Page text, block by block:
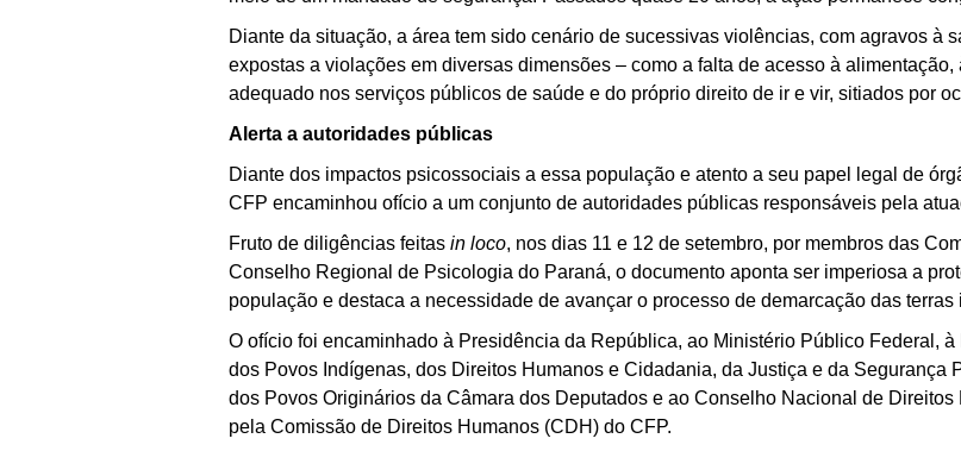
Diante da situação, a área tem sido cenário de sucessivas violências, com agravos à
expostas a violações em diversas dimensões – como a falta de acesso à
adequado nos serviços públicos de saúde e do próprio direito de ir e vir, sitiados por
Alerta a autoridades públicas
Diante dos impactos psicossociais a essa população e atento a seu papel legal de
CFP encaminhou ofício a um conjunto de autoridades públicas responsáveis pela
Fruto de diligências feitas in loco, nos dias 11 e 12 de setembro, por membros das
Conselho Regional de Psicologia do Paraná, o documento aponta ser imperiosa a
população e destaca a necessidade de avançar o processo de demarcação das
O ofício foi encaminhado à Presidência da República, ao Ministério Público Federal,
dos Povos Indígenas, dos Direitos Humanos e Cidadania, da Justiça e da Segurança
dos Povos Originários da Câmara dos Deputados e ao Conselho Nacional de
pela Comissão de Direitos Humanos (CDH) do CFP.